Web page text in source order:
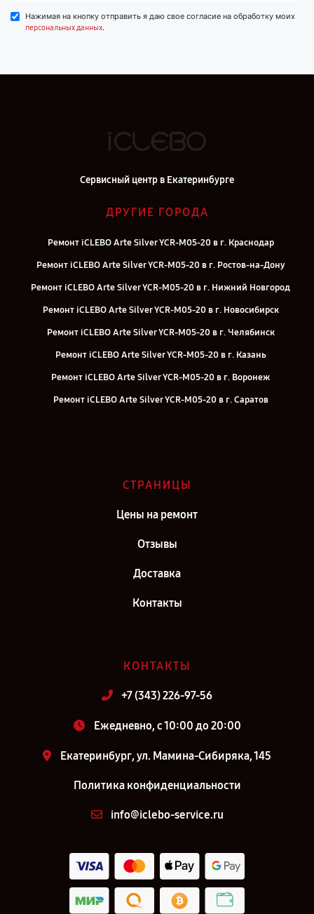
Нажимая на кнопку отправить я даю свое согласие на обработку моих
персональных данных.
Сервисный центр в Екатеринбурге
ДРУГИЕ ГОРОДА
Ремонт iCLEBO Arte Silver YCR-M05-20 в г. Краснодар
Ремонт iCLEBO Arte Silver YCR-M05-20 в г. Ростов-на-Дону
Ремонт iCLEBO Arte Silver YCR-M05-20 в г. Нижний Новгород
Ремонт iCLEBO Arte Silver YCR-M05-20 в г. Новосибирск
Ремонт iCLEBO Arte Silver YCR-M05-20 в г. Челябинск
Ремонт iCLEBO Arte Silver YCR-M05-20 в г. Казань
Ремонт iCLEBO Arte Silver YCR-M05-20 в г. Воронеж
Ремонт iCLEBO Arte Silver YCR-M05-20 в г. Саратов
Ремонт iCLEBO Arte Silver YCR-M05-20 в г. Санкт-Петербург
СТРАНИЦЫ
Цены на ремонт
Отзывы
Доставка
Контакты
КОНТАКТЫ
+7 (343) 226-97-56
Ежедневно, с 10:00 до 20:00
Екатеринбург, ул. Мамина-Сибиряка, 145
Политика конфиденциальности
info@iclebo-service.ru